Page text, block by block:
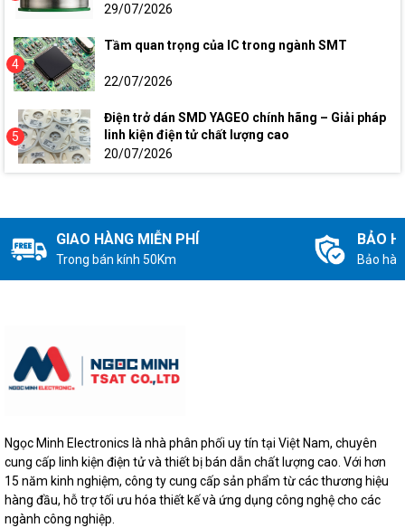
29/07/2026
4
Tầm quan trọng của IC trong ngành SMT
22/07/2026
5
Điện trở dán SMD YAGEO chính hãng – Giải pháp
linh kiện điện tử chất lượng cao
20/07/2026
GIAO HÀNG MIỄN PHÍ
Trong bán kính 50Km
BẢO
Bảo
Ngọc Minh Electronics là nhà phân phối uy tín tại Việt Nam, chuyên
cung cấp linh kiện điện tử và thiết bị bán dẫn chất lượng cao. Với hơn
15 năm kinh nghiệm, công ty cung cấp sản phẩm từ các thương hiệu
hàng đầu, hỗ trợ tối ưu hóa thiết kế và ứng dụng công nghệ cho các
ngành công nghiệp.